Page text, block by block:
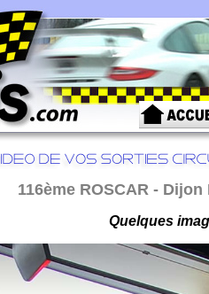
116ème ROSCAR -
Quelques